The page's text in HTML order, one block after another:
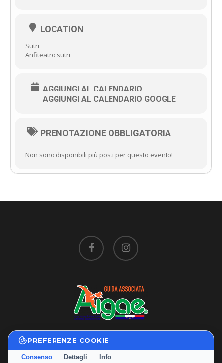
PREFERENZE COOKIE
Consenso Dettagli Info
LOCATION
Sutri
Anfiteatro sutri
AGGIUNGI AL CALENDARIO
AGGIUNGI AL CALENDARIO GOOGLE
PRENOTAZIONE OBBLIGATORIA
Non sono disponibili più posti per questo evento!
facebook instagram
Termini e Condizioni